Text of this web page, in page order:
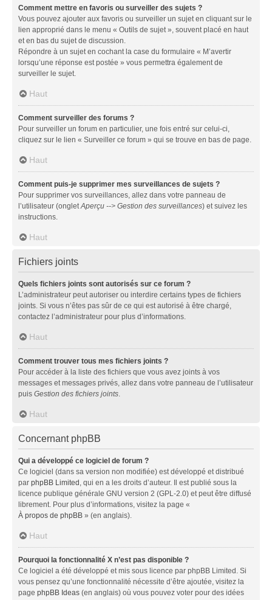
Comment mettre en favoris ou surveiller des sujets ?
Vous pouvez ajouter aux favoris ou surveiller un sujet en cliquant sur le
lien approprié dans le menu « Outils de sujet », souvent placé en haut
et en bas du sujet de discussion.
Répondre à un sujet en cochant la case du formulaire « M’avertir
lorsqu’une réponse est postée » vous permettra également de
surveiller le sujet.
Haut
Comment surveiller des forums ?
Pour surveiller un forum en particulier, une fois entré sur celui-ci,
cliquez sur le lien « Surveiller ce forum » qui se trouve en bas de page.
Haut
Comment puis-je supprimer mes surveillances de sujets ?
Pour supprimer vos surveillances, allez dans votre panneau de
l’utilisateur (onglet Aperçu --> Gestion des surveillances) et suivez les
instructions.
Haut
Fichiers joints
Quels fichiers joints sont autorisés sur ce forum ?
L’administrateur peut autoriser ou interdire certains types de fichiers
joints. Si vous n’êtes pas sûr de ce qui est autorisé à être chargé,
contactez l’administrateur pour plus d’informations.
Haut
Comment trouver tous mes fichiers joints ?
Pour accéder à la liste des fichiers que vous avez joints à vos
messages et messages privés, allez dans votre panneau de l’utilisateur
puis Gestion des fichiers joints
Haut
Concernant phpBB
Qui a développé ce logiciel de forum ?
Ce logiciel (dans sa version non modifiée) est développé et distribué
par phpBB Limited , qui en a les droits d’auteur. Il est publié sous la
licence publique générale GNU version 2 (GPL-2.0) et peut être diffusé
librement. Pour plus d’informations, visitez la page «
À propos de phpBB » (en anglais).
Haut
Pourquoi la fonctionnalité X n’est pas disponible ?
Ce logiciel a été développé et mis sous licence par phpBB Limited. Si
vous pensez qu’une fonctionnalité nécessite d’être ajoutée, visitez la
page phpBB Ideas (en anglais) où vous pouvez voter pour des idées